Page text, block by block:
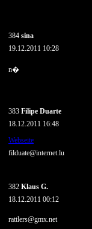
384 sina
19.12.2011 10:28
n�
383 Filipe Duarte
18.12.2011 16:48
Webseite
filduate@internet.lu
382 Klaus G.
18.12.2011 00:12
rattlers@gmx.net